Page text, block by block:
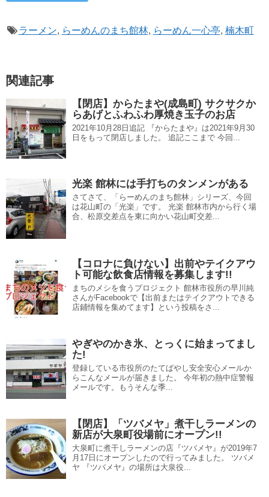
ラーメン, らーめんのまち館林, らーめん一心亭, 楠木町
関連記事
【閉店】からたまや(成島町) サクサクか
らあげとふわふわ厚焼き玉子のお店
2021年10月28日追記 『からたまや』は2021年9月30
日をもって閉店しました。 追記ここまで 今回...
光楽 館林には手打ちのタンメンがある
さてさて、「らーめんのまち館林」シリーズ、今回
は花山町の「光楽」です。 光楽 館林市内から行く場
合、松原交差点を東に向かい花山町交差...
【コロナに負けない】出前やテイクアウ
ト可能な飲食店情報を募集します!!
まちのメシを食うプロジェクト 館林市役所の早川純
さんがFacebookで【出前またはテイクアウトできる
店鋪情報を集めてます】という投稿をさ...
やぎやのかき氷、とっくに始まってまし
た!
登録している市役所のたてばやし安全安心メールか
らこんなメールが届きました。 今年初の熱中症警報
メールです。もうそんな季...
【閉店】「ツバメヤ」煮干しラーメンの
新店が大泉町役場前にオープン!!
大泉町に煮干しラーメンの店『ツバメヤ』が2019年7
月17日にオープンしたので行ってみました。 ツバメ
ヤ 『ツバメヤ』の場所は大泉役...